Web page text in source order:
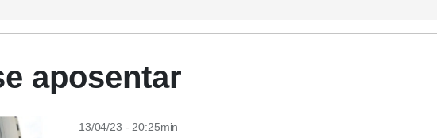
aposentar
13/04/23 - 20:25min